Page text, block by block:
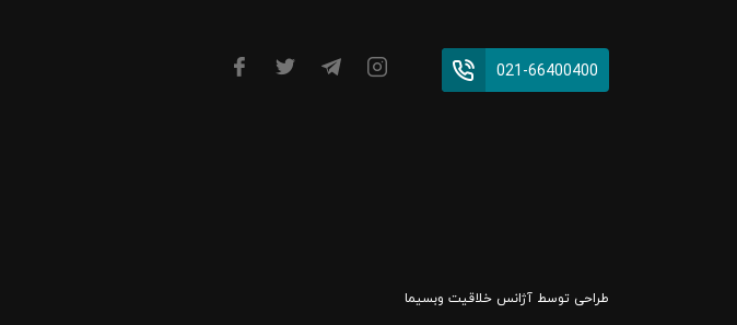
021-66400400
طراحی توسط آژانس خلاقیت وبسیما